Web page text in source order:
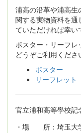
浦高の沿革や浦高生
関する実物資料を通
ていただければ幸い
ポスター・リーフレ
どうぞご利用くださ
ポスター
リーフレット
官立浦和高等學校記
・場 所：埼玉大